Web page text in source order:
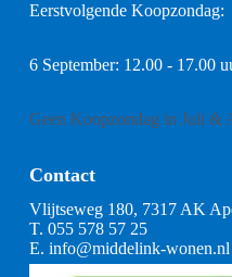
Eerstvolgende Koopzondag:
6 September: 12.00 - 17.00
Geen Koopzondag in Juli &
Contact
Vlijtseweg 180, 7317 AK
T. 055 578 57 25
E. info@middelink-wonen.nl